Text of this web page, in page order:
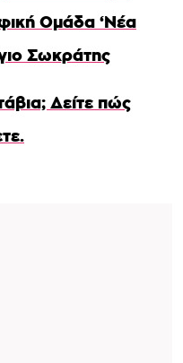
Ομάδα ‘Νέα
Σωκράτης
Δείτε πώς